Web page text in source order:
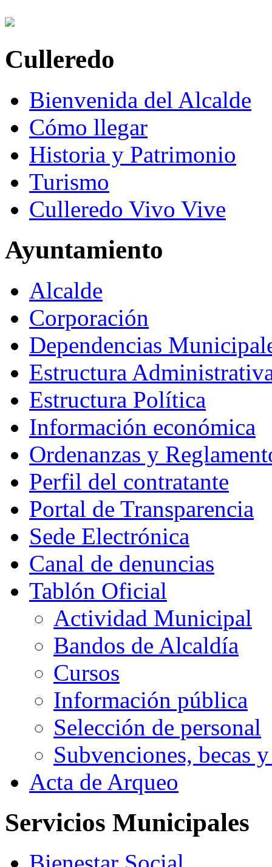
Culleredo
Bienvenida del Alcalde
Cómo llegar
Historia y Patrimonio
Turismo
Culleredo Vivo Vive
Ayuntamiento
Alcalde
Corporación
Dependencias
Estructura
Estructura Política
Información económica
Ordenanzas y
Perfil del contratante
Portal de Transparencia
Sede Electrónica
Canal de denuncias
Tablón Oficial
Actividad Municipal
Bandos de Alcaldía
Cursos
Información pública
Selección de personal
Subvenciones, becas
Acta de Arqueo
Servicios Municipales